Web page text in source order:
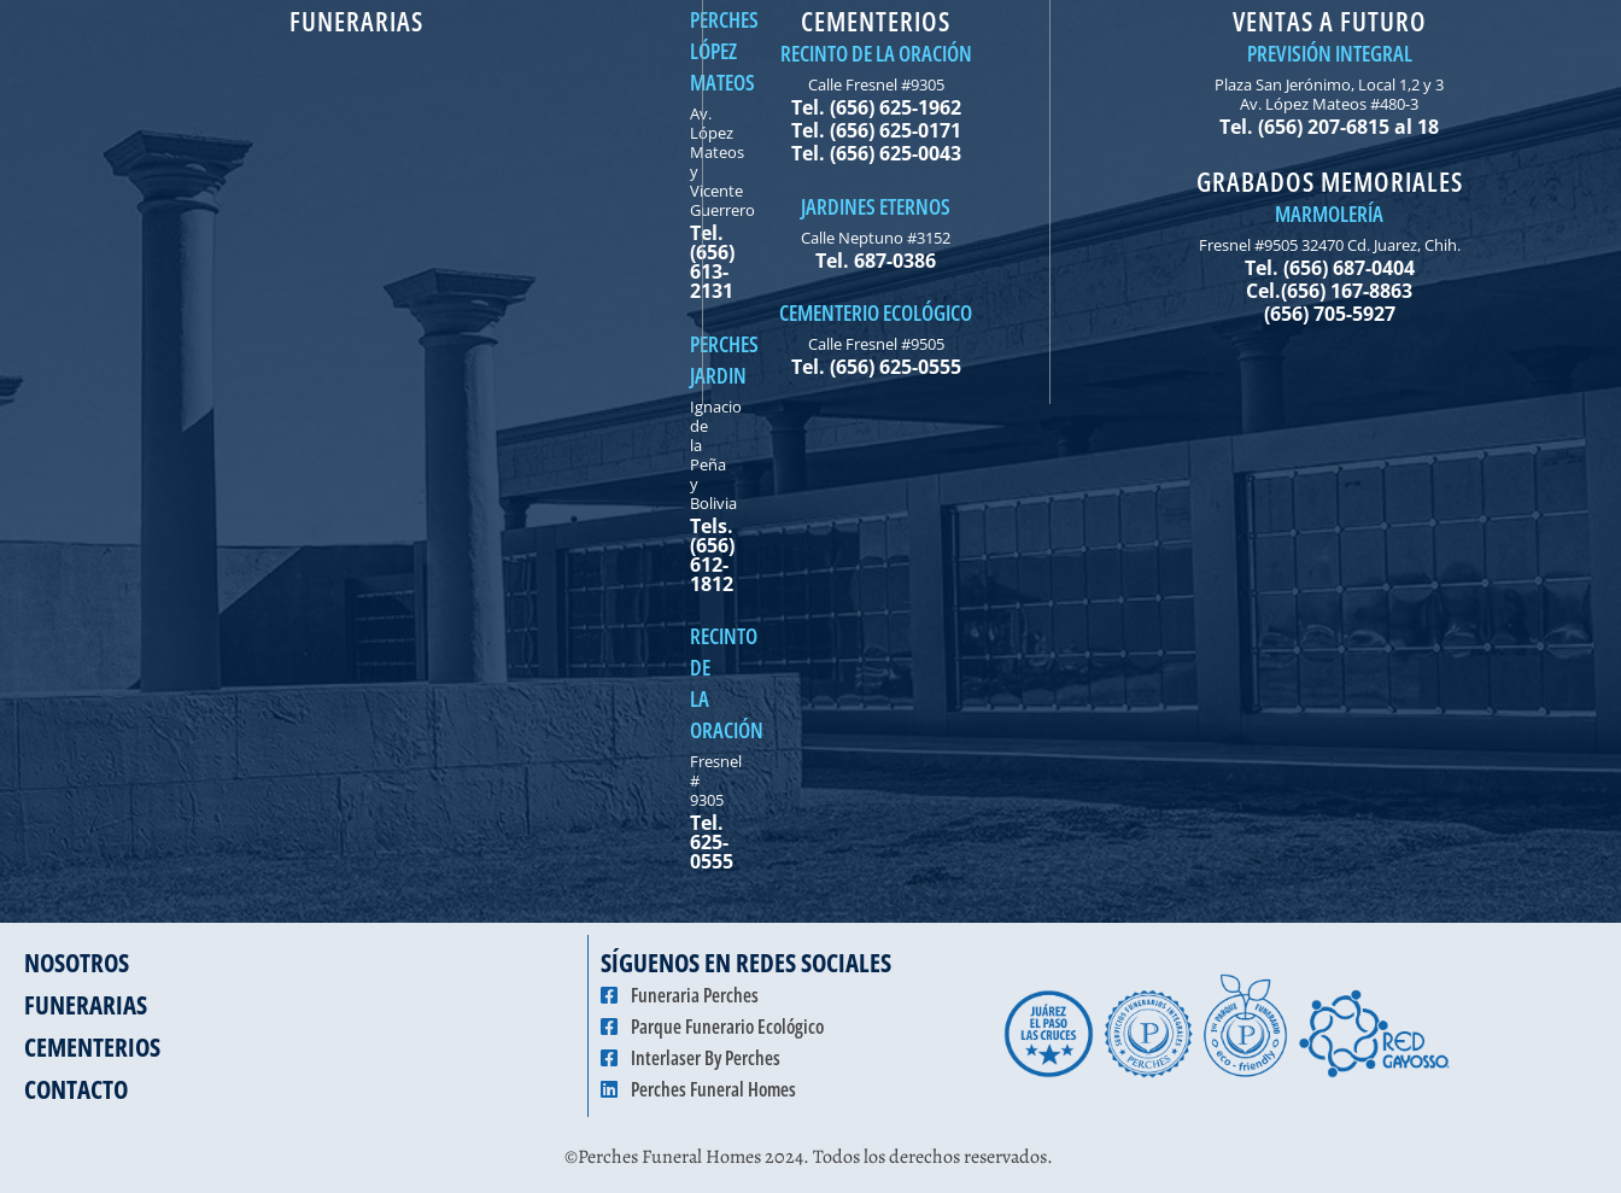
FUNERARIAS
PERCHES
LÓPEZ
MATEOS
Av.
López
Mateos
y
Vicente
Guerrero
Tel.
(656)
613-
2131
PERCHES
JARDIN
Ignacio
de
la
Peña
y
Bolivia
Tels.
(656)
612-
1812
RECINTO
DE
LA
ORACIÓN
Fresnel
#
9305
Tel.
625-
0555
CEMENTERIOS
RECINTO DE LA ORACIÓN
Calle Fresnel #9305
Tel. (656) 625-1962
Tel. (656) 625-0171
Tel. (656) 625-0043
JARDINES ETERNOS
Calle Neptuno #3152
Tel. 687-0386
CEMENTERIO ECOLÓGICO
Calle Fresnel #9505
Tel. (656) 625-0555
VENTAS A FUTURO
PREVISIÓN INTEGRAL
Plaza San Jerónimo, Local 1,2 y 3
Av. López Mateos #480-3
Tel. (656) 207-6815 al 18
GRABADOS MEMORIALES
MARMOLERÍA
Fresnel #9505 32470 Cd. Juarez, Chih.
Tel. (656) 687-0404
Cel.(656) 167-8863
(656) 705-5927
NOSOTROS
FUNERARIAS
CEMENTERIOS
CONTACTO
SÍGUENOS EN REDES SOCIALES
Funeraria Perches
Parque Funerario Ecológico
Interlaser By Perches
Perches Funeral Homes
©Perches Funeral Homes 2024. Todos los derechos reservados.